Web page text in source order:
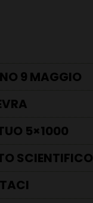
9 MAGGIO
5×1000
SCIENTIFICO